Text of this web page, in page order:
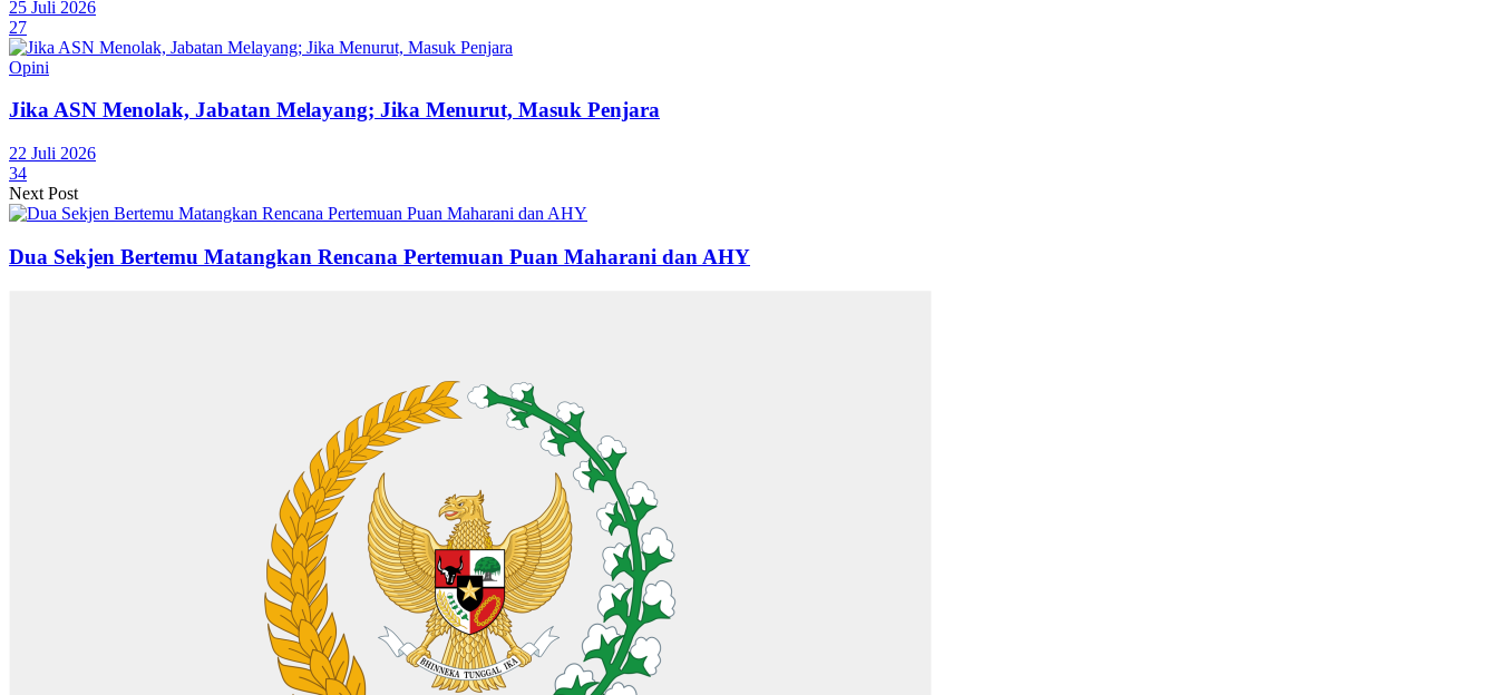
25 Juli 2026
27
Opini
Jika ASN Menolak, Jabatan Melayang; Jika Menurut, Masuk Penjara
22 Juli 2026
34
Next Post
Dua Sekjen Bertemu Matangkan Rencana Pertemuan Puan Maharani dan AHY